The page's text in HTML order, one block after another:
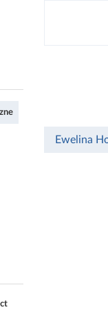
Ewelina